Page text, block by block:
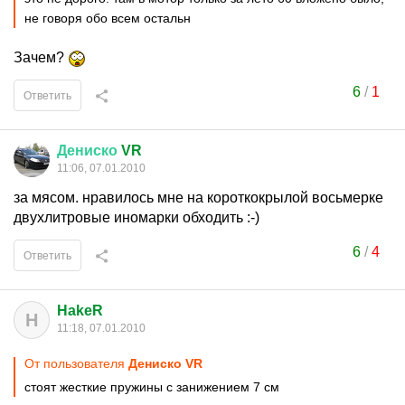
не говоря обо всем остальн
Зачем?
6/ 1
Ответить
Дениско VR
11:06, 07.01.2010
за мясом. нравилось мне на короткокрылой восьмерке
двухлитровые иномарки обходить :-)
6/4
Ответить
H HakeR
11:18, 07.01.2010
От пользователя Дениско VR
стоят жесткие пружины с занижением 7 см